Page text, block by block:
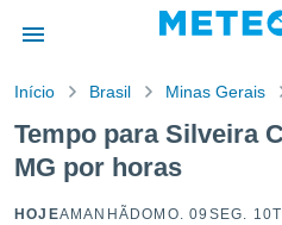
da
foi
para
fornecidas
Início Brasil Minas Gerais
Tempo para Silveira
MG por horas
HOJEAMANHÃ DOMO. 09 SEG. 10